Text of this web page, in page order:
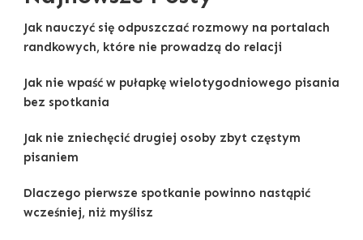
Jak nauczyć się odpuszczać rozmowy na portalach
randkowych, które nie prowadzą do relacji
Jak nie wpaść w pułapkę wielotygodniowego pisania
bez spotkania
Jak nie zniechęcić drugiej osoby zbyt częstym
pisaniem
Dlaczego pierwsze spotkanie powinno nastąpić
wcześniej, niż myślisz